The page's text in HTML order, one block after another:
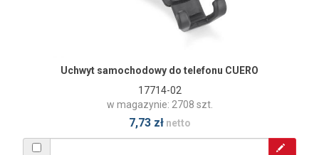
Uchwyt samochodowy do telefonu CUERO
17714-02
w magazynie: 2708 szt.
7,73 złnetto